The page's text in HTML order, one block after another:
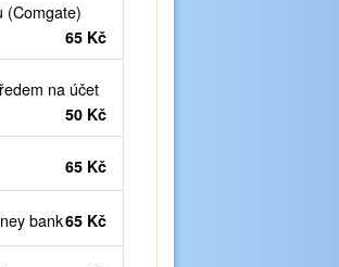
(Comgate)
65 Kč
na účet
50 Kč
65 Kč
bank65 Kč